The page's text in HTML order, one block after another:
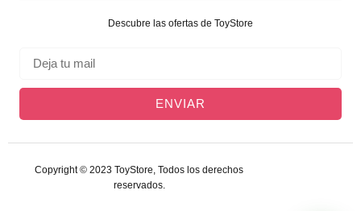
Descubre las ofertas de ToyStore
ENVIAR
Copyright © 2023 ToyStore, Todos los derechos
reservados.